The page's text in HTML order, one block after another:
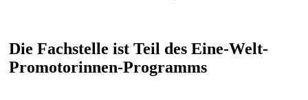
Die Fachstelle ist Teil des Eine-Welt-
Promotorinnen-Programms